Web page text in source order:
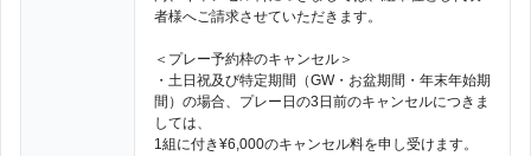
者様へご請求させていただきます。
＜プレー予約枠のキャンセル＞
・土日祝及び特定期間（GW・お盆期間・年末年始期
間）の場合、プレー日の3日前のキャンセルにつきま
しては、
1組に付き¥6,000のキャンセル料を申し受けます。